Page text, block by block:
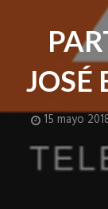
JOSÉ
15 mayo